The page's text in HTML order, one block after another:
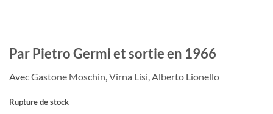
ParPietro Germiet sortie en 1966
AvecGastone Moschin,Virna Lisi,Alberto Lionello
Rupture de stock